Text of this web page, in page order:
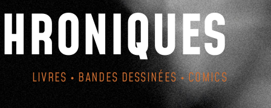
LIVRES • BANDES DESSINÉES • COMICS